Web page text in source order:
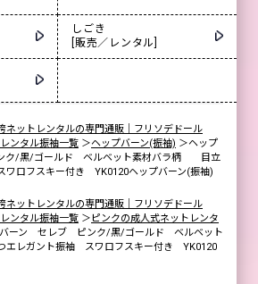
しごき
[販売／レンタル]
ネットレンタルの専門通販｜フリソデドール
ンタル振袖一覧 ＞ヘップバーン(振袖) ＞ヘップ
ク/黒/ゴールド ベルベット素材バラ柄 目立
ロフスキー付き YK0120ヘップバーン(振袖)
ネットレンタルの専門通販｜フリソデドール
ンタル振袖一覧 ＞ピンクの成人式ネットレンタ
バーン セレブ ピンク/黒/ゴールド ベルベット
レガント振袖 スワロフスキー付き YK0120